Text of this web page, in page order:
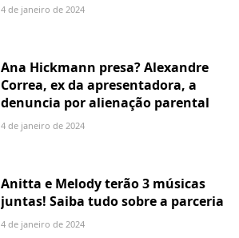
4 de janeiro de 2024
Ana Hickmann presa? Alexandre
Correa, ex da apresentadora, a
denuncia por alienação parental
4 de janeiro de 2024
Anitta e Melody terão 3 músicas
juntas! Saiba tudo sobre a parceria
4 de janeiro de 2024